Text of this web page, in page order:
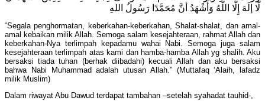
لَّا إلَهَ إِلَّا اللَّهُ وَأَشْهَدُ أنَّ مُحَمَّدًا رَسُولُ اللهِ
“Segala penghormatan, keberkahan-keberkahan, Shalat-shalat, dan amal-
amal kebaikan milik Allah. Semoga salam kesejahteraan, rahmat Allah dan
keberkahan-Nya terlimpah kepadamu wahai Nabi. Semoga juga salam
kesejahteraan terlimpah atas kami dan hamba-hamba Allah yg shalih. Aku
bersaksi tiada tuhan (berhak diibadahi) kecuali Allah dan aku bersaksi
bahwa Nabi Muhammad adalah utusan Allah.” (Muttafaq ‘Alaih, lafadz
milik Muslim)
Dalam riwayat Abu Dawud terdapat tambahan –setelah syahadat tauhid-,